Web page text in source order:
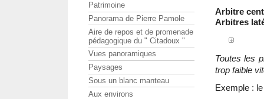
Arbitre
Arbitres
Toutes les
trop faible
Exemple :
Patrimoine
Panorama de Pierre Pamole
Aire de repos et de promenade
pédagogique du " Citadoux "
Vues panoramiques
Paysages
Sous un blanc manteau
Aux environs